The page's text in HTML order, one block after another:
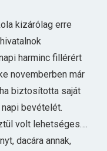
kizárólag erre
harminc fillérért
novemberben már
biztosította saját
bevételét.
volt lehetséges….
dacára annak,